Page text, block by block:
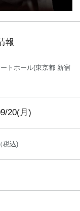
報
トホール(東京都 新宿
20(月)
税込)